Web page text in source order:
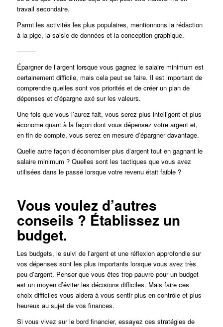
travail secondaire.
Parmi les activités les plus populaires, mentionnons la rédaction
à la pige, la saisie de données et la conception graphique.
———
Épargner de l’argent lorsque vous gagnez le salaire minimum est
certainement difficile, mais cela peut se faire. Il est important de
comprendre quelles sont vos priorités et de créer un plan de
dépenses et d’épargne axé sur les valeurs.
Une fois que vous l’aurez fait, vous serez plus intelligent et plus
économe quant à la façon dont vous dépensez votre argent et,
en fin de compte, vous serez en mesure d’épargner davantage.
Quelle autre façon d’économiser plus d’argent tout en gagnant le
salaire minimum ? Quelles sont les tactiques que vous avez
utilisées dans le passé lorsque votre revenu était faible ?
Vous voulez d’autres
conseils ? Établissez un
budget.
Les budgets, le suivi de l’argent et une réflexion approfondie sur
vos dépenses sont les plus importants lorsque vous avez très
peu d’argent. Penser que vous êtes trop pauvre pour un budget
est un moyen d’éviter les décisions difficiles. Mais faire ces
choix difficiles vous aidera à vous sentir plus en contrôle et plus
heureux au sujet de vos finances.
Si vous vivez sur le bord financier, essayez ces stratégies de